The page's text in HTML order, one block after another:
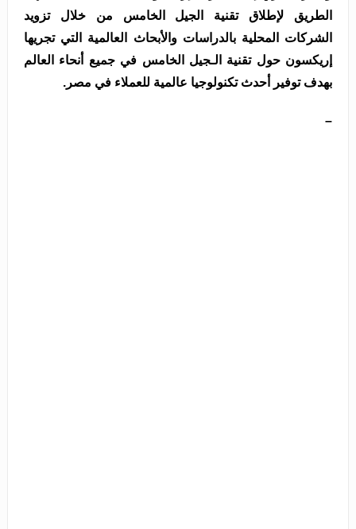
الطريق لإطلاق تقنية الجيل الخامس من خلال تزويد
الشركات المحلية بالدراسات والأبحاث العالمية التي تجريها
إريكسون حول تقنية الـجيل الخامس في جميع أنحاء العالم
بهدف توفير أحدث تكنولوجيا عالمية للعملاء في مصر.
–